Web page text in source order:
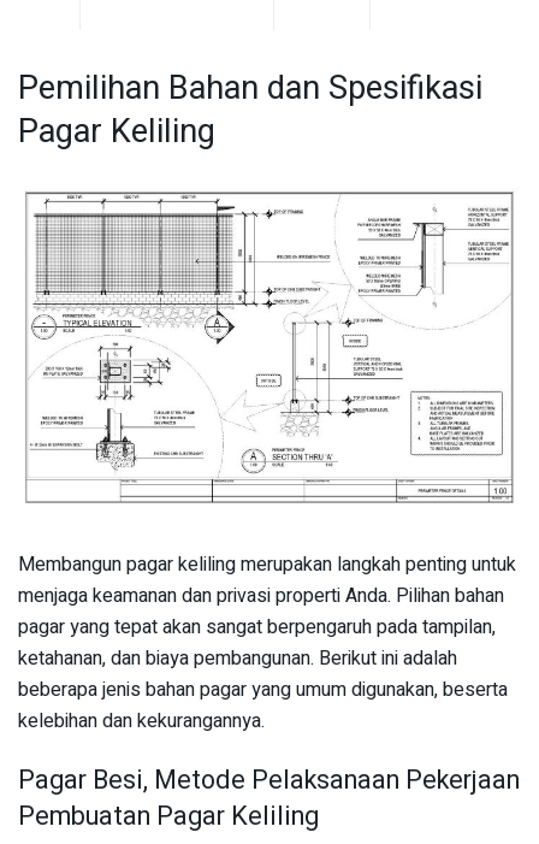
Pemilihan Bahan dan Spesifikasi
Pagar Keliling
Membangun pagar keliling merupakan langkah penting untuk
menjaga keamanan dan privasi properti Anda. Pilihan bahan
pagar yang tepat akan sangat berpengaruh pada tampilan,
ketahanan, dan biaya pembangunan. Berikut ini adalah
beberapa jenis bahan pagar yang umum digunakan, beserta
kelebihan dan kekurangannya.
Pagar Besi, Metode Pelaksanaan Pekerjaan
Pembuatan Pagar Keliling